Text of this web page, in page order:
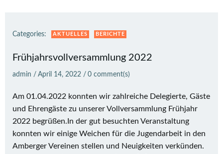
Categories: AKTUELLES BERICHTE
Frühjahrsvollversammlung 2022
admin / April 14, 2022 / 0 comment(s)
Am 01.04.2022 konnten wir zahlreiche Delegierte, Gäste
und Ehrengäste zu unserer Vollversammlung Frühjahr
2022 begrüßen.In der gut besuchten Veranstaltung
konnten wir einige Weichen für die Jugendarbeit in den
Amberger Vereinen stellen und Neuigkeiten verkünden.